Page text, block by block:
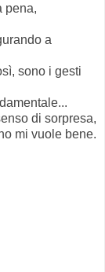
pena,
a
sono i gesti
di sorpresa,
mi vuole bene.